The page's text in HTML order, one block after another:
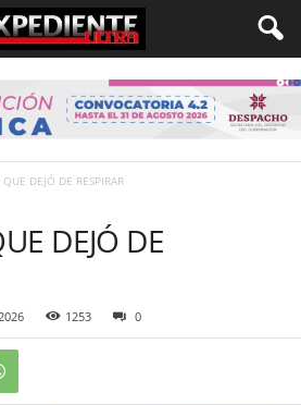
DEJÓ DE RESPIRAR
DEJÓ DE
1253 0